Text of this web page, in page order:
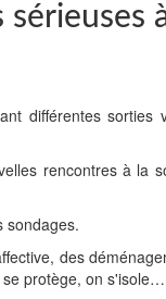
différentes sorties
rencontres à la
sondages.
des
protège, on